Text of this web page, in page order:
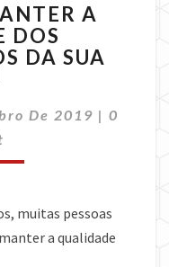
A
DOS
DA SUA
De 2019 | 0
muitas pessoas
a qualidade